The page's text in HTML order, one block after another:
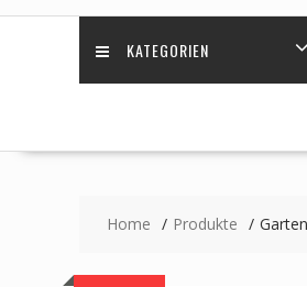
KATEGORIEN
Home Produkte